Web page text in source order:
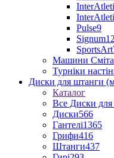
Pulse9
Signum12
SportsArt
Машини Сміта
Турніки
Диски для штанги
Каталог
Все Диски для
Диски566
Гантелі1365
Грифи416
Штанги437